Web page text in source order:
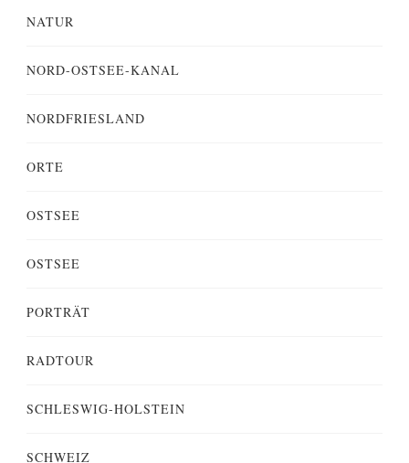
NATUR
NORD-OSTSEE-KANAL
NORDFRIESLAND
ORTE
OSTSEE
OSTSEE
PORTRÄT
RADTOUR
SCHLESWIG-HOLSTEIN
SCHWEIZ